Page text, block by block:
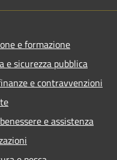
e formazione
e sicurezza pubblica
e contravvenzioni
e assistenza